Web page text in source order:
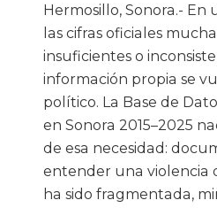
Hermosillo, Sonora.-
las cifras oficiales
insuficientes o
información propia se
político. La Base de
en Sonora 2015–2025
de esa necesidad:
entender una violencia
ha sido fragmentada,